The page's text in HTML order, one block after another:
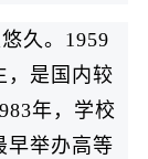
久。1959
，是国内较
年，学校
早举办高等